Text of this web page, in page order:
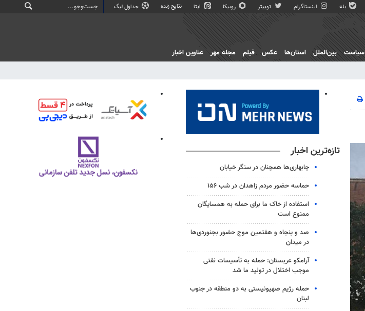
بله اینستاگرام توییتر روبیکا ایتا نتایج زنده جداول لیگ
سیاست بین‌الملل استان‌ها عکس فیلم مجله مهر عناوین اخبار
تازه‌ترین اخبار
چابهاری‌ها همچنان در سنگر خیابان
حماسه حضور مردم زاهدان در شب ۱۵۶
استفاده از خاک ما برای حمله به همسایگان
ممنوع است
صد و پنجاه و هفتمین موج حضور بجنوردی‌ها
در میدان
آرامکو عربستان: حمله به تأسیسات نفتی
موجب اختلال در تولید ما شد
حمله رژیم صهیونیستی به دو منطقه در جنوب
لبنان